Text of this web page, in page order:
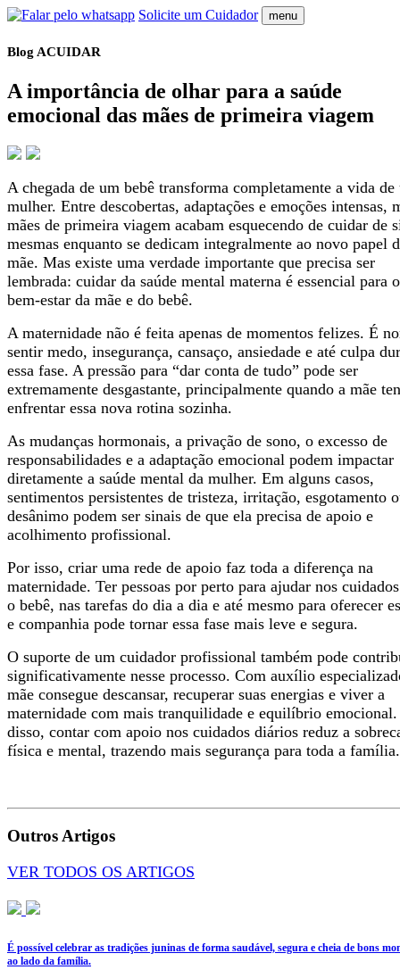
Solicite um Cuidador menu
Blog ACUIDAR
A importância de olhar para a saúde
emocional das mães de primeira viagem
A chegada de um bebê transforma completamente a vida de
mulher. Entre descobertas, adaptações e emoções intensas,
mães de primeira viagem acabam esquecendo de cuidar de
mesmas enquanto se dedicam integralmente ao novo papel
mãe. Mas existe uma verdade importante que precisa ser
lembrada: cuidar da saúde mental materna é essencial para o
bem-estar da mãe e do bebê.
A maternidade não é feita apenas de momentos felizes. É
sentir medo, insegurança, cansaço, ansiedade e até culpa
essa fase. A pressão para “dar conta de tudo” pode ser
extremamente desgastante, principalmente quando a mãe
enfrentar essa nova rotina sozinha.
As mudanças hormonais, a privação de sono, o excesso de
responsabilidades e a adaptação emocional podem impactar
diretamente a saúde mental da mulher. Em alguns casos,
sentimentos persistentes de tristeza, irritação, esgotamento
desânimo podem ser sinais de que ela precisa de apoio e
acolhimento profissional.
Por isso, criar uma rede de apoio faz toda a diferença na
maternidade. Ter pessoas por perto para ajudar nos
o bebê, nas tarefas do dia a dia e até mesmo para oferecer
e companhia pode tornar essa fase mais leve e segura.
O suporte de um cuidador profissional também pode
significativamente nesse processo. Com auxílio
mãe consegue descansar, recuperar suas energias e viver a
maternidade com mais tranquilidade e equilíbrio
disso, contar com apoio nos cuidados diários reduz a
física e mental, trazendo mais segurança para toda a
Outros Artigos
VER TODOS OS ARTIGOS
É possível celebrar as tradições juninas de forma saudável, segura e cheia de bons
ao lado da família.